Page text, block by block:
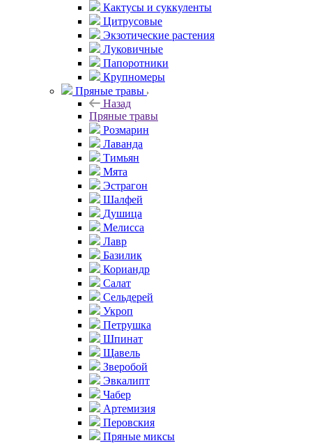
Кактусы и суккуленты
Цитрусовые
Экзотические растения
Луковичные
Папоротники
Крупномеры
Пряные травы
Назад
Пряные травы
Розмарин
Лаванда
Тимьян
Мята
Эстрагон
Шалфей
Душица
Мелисса
Лавр
Базилик
Кориандр
Салат
Сельдерей
Укроп
Петрушка
Шпинат
Щавель
Зверобой
Эвкалипт
Чабер
Артемизия
Перовския
Пряные миксы